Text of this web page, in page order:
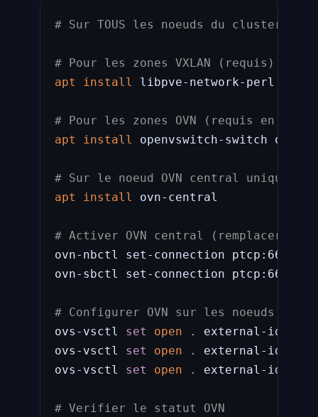
# Sur TOUS les noeuds du cluster
# Pour les zones VXLAN (requis)
apt
install libpve-network-perl
# Pour les zones OVN (requis en plus)
apt
install openvswitch-switch ovn-
# Sur le noeud OVN central uniquement
apt
install ovn-central
# Activer OVN central (remplacer
ovn-nbctl set-connection
ovn-sbctl set-connection
# Configurer OVN sur les noeuds hosts
ovs-vsctl set open .
external-
ovs-vsctl set open .
external-
ovs-vsctl set open . external-
# Verifier le statut OVN